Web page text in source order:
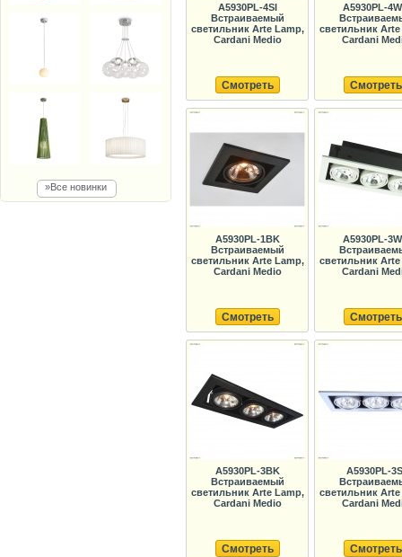
»Все новинки
A5930PL-4SI
Встраиваемый
светильник Arte Lamp,
Cardani Medio
Смотреть
A5930PL-
светильник
Cardani
Смотреть
A5930PL-1BK
Встраиваемый
светильник Arte Lamp,
Cardani Medio
Смотреть
A5930PL-
светильник
Cardani
Смотреть
A5930PL-3BK
Встраиваемый
светильник Arte Lamp,
Cardani Medio
Смотреть
A5930PL-
светильник
Cardani
Смотреть